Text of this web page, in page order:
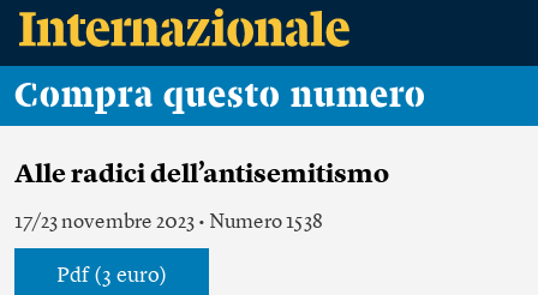
Compra questo numero
Alle radici dell’antisemitismo
17/23 novembre 2023 • Numero 1538
Pdf (3 euro)